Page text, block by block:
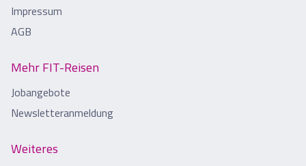
Impressum
AGB
Mehr FIT-Reisen
Jobangebote
Newsletteranmeldung
Weiteres